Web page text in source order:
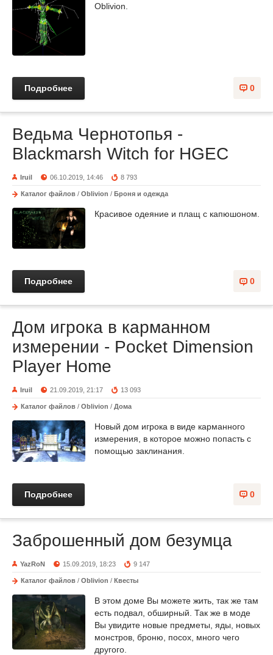
Oblivion.
0
Подробнее
Ведьма Чернотопья -
Blackmarsh Witch for HGEC
Iruil 06.10.2019, 14:46 8 793
Каталог файлов / Oblivion / Броня и одежда
Красивое одеяние и плащ с капюшоном.
0
Подробнее
Дом игрока в карманном
измерении - Pocket Dimension
Player Home
Iruil 21.09.2019, 21:17 13 093
Каталог файлов / Oblivion / Дома
Новый дом игрока в виде карманного
измерения, в которое можно попасть с
помощью заклинания.
0
Подробнее
Заброшенный дом безумца
YazRoN 15.09.2019, 18:23 9 147
Каталог файлов / Oblivion / Квесты
В этом доме Вы можете жить, так же там
есть подвал, обширный. Так же в моде
Вы увидите новые предметы, яды, новых
монстров, броню, посох, много чего
другого.